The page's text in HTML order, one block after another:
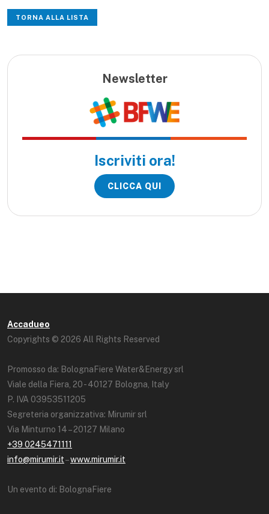
TORNA ALLA LISTA
Newsletter
Iscriviti ora!
CLICCA QUI
Accadueo
Copyrights © 2026 All Rights Reserved
Promosso da: BolognaFiere Water&Energy srl
Viale della Fiera, 20 - 40127 Bologna, Italy
P. IVA 03953511205
Segreteria organizzativa: Mirumir srl
Via Minturno 14 – 20127 Milano
+39 0245471111
info@mirumir.it–www.mirumir.it
Un evento di: BolognaFiere